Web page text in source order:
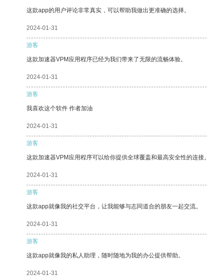
这款app的用户评论非常真实，可以帮助我做出更准确的选择。
2024-01-31
游客
这款加速器VPM应用程序已经为我们带来了无限的流畅体验。
2024-01-31
游客
我喜欢这个软件 作者加油
2024-01-31
游客
这款加速器VPM应用程序可以给你提供全球覆盖和最高安全性的连接。
2024-01-31
游客
这款app就像我的社交平台，让我能够与志同道合的朋友一起交流。
2024-01-31
游客
这款app就像我的私人助理，随时随地为我的办公提供帮助。
2024-01-31